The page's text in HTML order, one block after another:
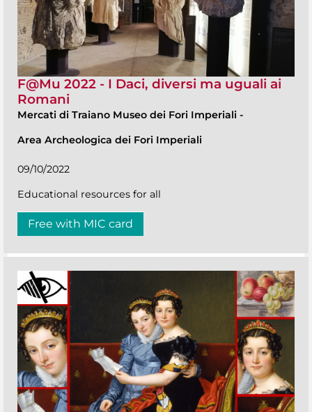
F@Mu 2022 - I Daci, diversi ma uguali ai
Romani
Mercati di Traiano Museo dei Fori Imperiali -
Area Archeologica dei Fori Imperiali
09/10/2022
Educational resources for all
Free with MIC card